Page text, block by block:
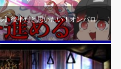
後半だと思いたい！オンパロ